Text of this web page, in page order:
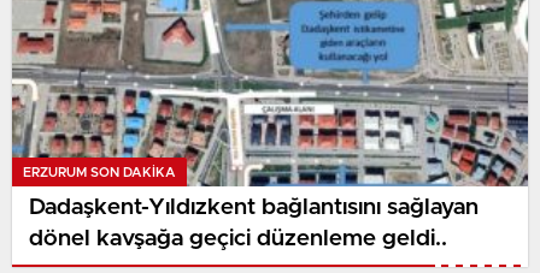
ERZURUM SON DAKİKA
Dadaşkent-Yıldızkent bağlantısını sağlayan
dönel kavşağa geçici düzenleme geldi..